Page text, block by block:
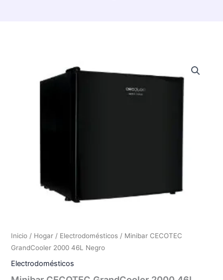
Inicio / Hogar / Electrodomésticos / Minibar CECOTEC
GrandCooler 2000 46L Negro
Electrodomésticos